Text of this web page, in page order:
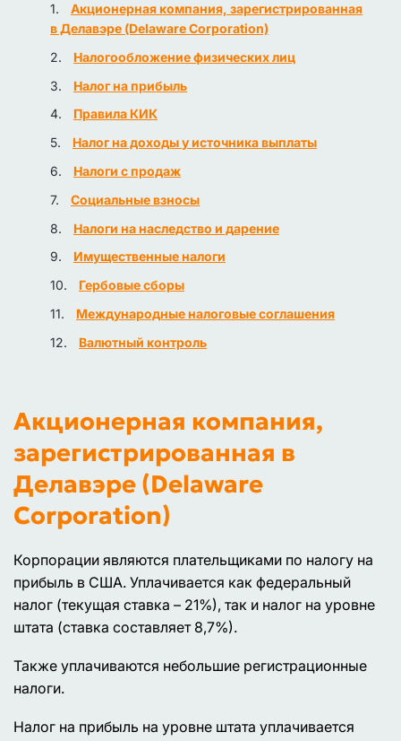
Акционерная компания, зарегистрированная
в Делавэре (Delaware Corporation)
Налогообложение физических лиц
Налог на прибыль
Правила КИК
Налог на доходы у источника выплаты
Налоги с продаж
Социальные взносы
Налоги на наследство и дарение
Имущественные налоги
Гербовые сборы
Международные налоговые соглашения
Валютный контроль
Акционерная компания,
зарегистрированная в
Делавэре (Delaware
Corporation)
Корпорации являются плательщиками по налогу на
прибыль в США. Уплачивается как федеральный
налог (текущая ставка – 21%), так и налог на уровне
штата (ставка составляет 8,7%).
Также уплачиваются небольшие регистрационные
налоги.
Налог на прибыль на уровне штата уплачивается